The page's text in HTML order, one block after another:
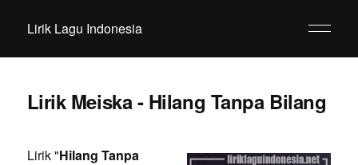
Lirik Lagu Indonesia
Lirik Meiska - Hilang Tanpa Bilang
Lirik "Hilang Tanpa